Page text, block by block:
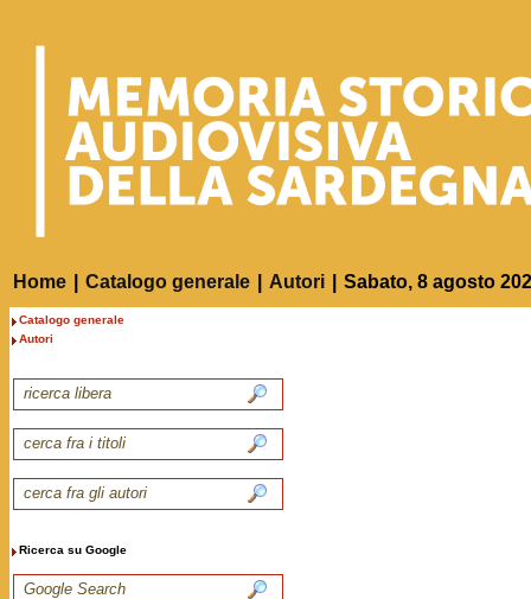
Home Catalogo generale Autori Sabato, 8 agosto
Catalogo generale
Autori
Ricerca su Google